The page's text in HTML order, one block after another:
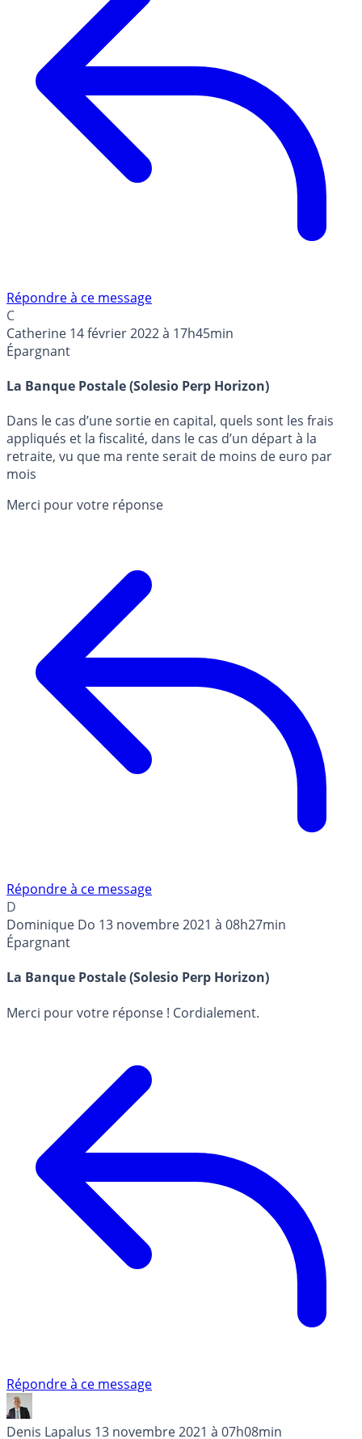
Répondre à ce message
C
Catherine 14 février 2022 à 17h45min
Épargnant
La Banque Postale (Solesio Perp Horizon)
Dans le cas d’une sortie en capital, quels sont les frais
appliqués et la fiscalité, dans le cas d’un départ à la
retraite, vu que ma rente serait de moins de euro par
mois
Merci pour votre réponse
Répondre à ce message
D
Dominique Do 13 novembre 2021 à 08h27min
Épargnant
La Banque Postale (Solesio Perp Horizon)
Merci pour votre réponse ! Cordialement.
Répondre à ce message
Denis Lapalus 13 novembre 2021 à 07h08min